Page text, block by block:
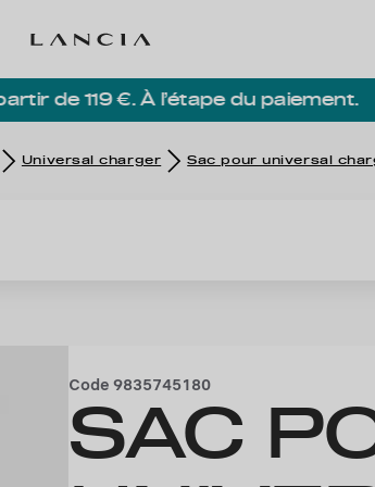
de 119 €. À l’étape du paiement.
Universal charger Sac pour universal
Code9835745180
SAC